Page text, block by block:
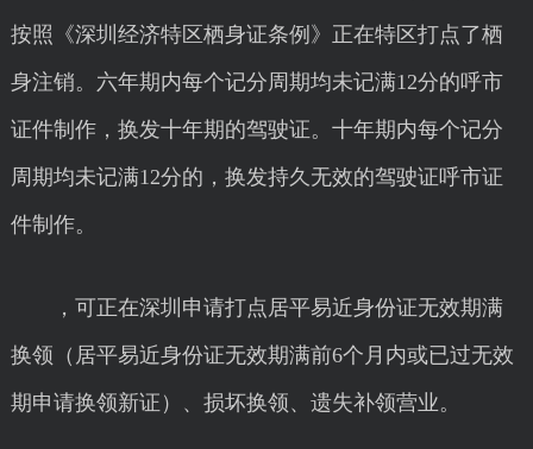
按照《深圳经济特区栖身证条例》正在特区打点了栖
身注销。六年期内每个记分周期均未记满12分的呼市
证件制作，换发十年期的驾驶证。十年期内每个记分
周期均未记满12分的，换发持久无效的驾驶证呼市证
件制作。
，可正在深圳申请打点居平易近身份证无效期满
换领（居平易近身份证无效期满前6个月内或已过无效
期申请换领新证）、损坏换领、遗失补领营业。